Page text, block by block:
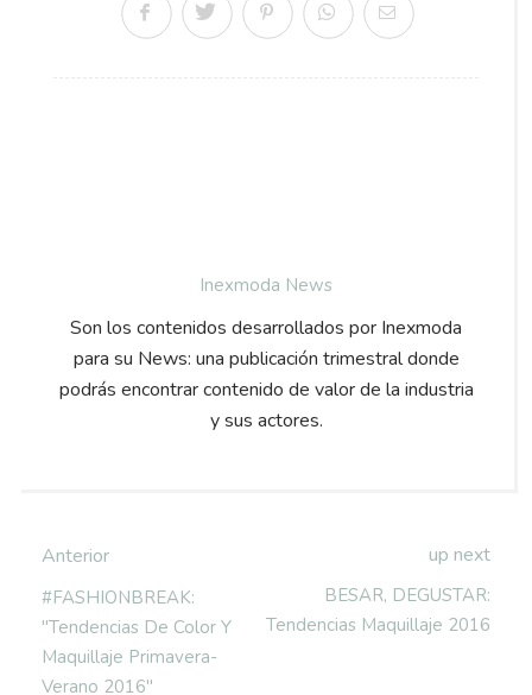
Inexmoda News
Son los contenidos desarrollados por Inexmoda
para su News: una publicación trimestral donde
podrás encontrar contenido de valor de la industria
y sus actores.
Anterior
#FASHIONBREAK:
"Tendencias De Color Y
Maquillaje Primavera-
Verano 2016"
up next
BESAR, DEGUSTAR:
Tendencias Maquillaje 2016